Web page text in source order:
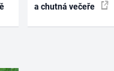
a chutná večeře